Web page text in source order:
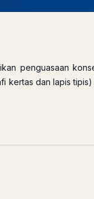
penguasaan
dan lapis